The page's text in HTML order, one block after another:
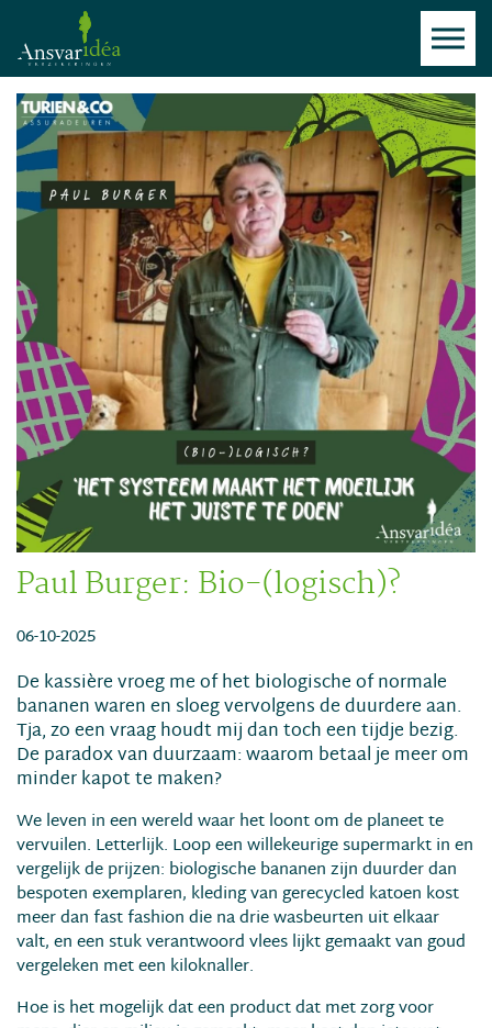
Paul Burger: Bio-(logisch)?
06-10-2025
De kassière vroeg me of het biologische of normale
bananen waren en sloeg vervolgens de duurdere aan.
Tja, zo een vraag houdt mij dan toch een tijdje bezig.
De paradox van duurzaam: waarom betaal je meer om
minder kapot te maken?
We leven in een wereld waar het loont om de planeet te
vervuilen. Letterlijk. Loop een willekeurige supermarkt in en
vergelijk de prijzen: biologische bananen zijn duurder dan
bespoten exemplaren, kleding van gerecycled katoen kost
meer dan fast fashion die na drie wasbeurten uit elkaar
valt, en een stuk verantwoord vlees lijkt gemaakt van goud
vergeleken met een kiloknaller.
Hoe is het mogelijk dat een product dat met zorg voor